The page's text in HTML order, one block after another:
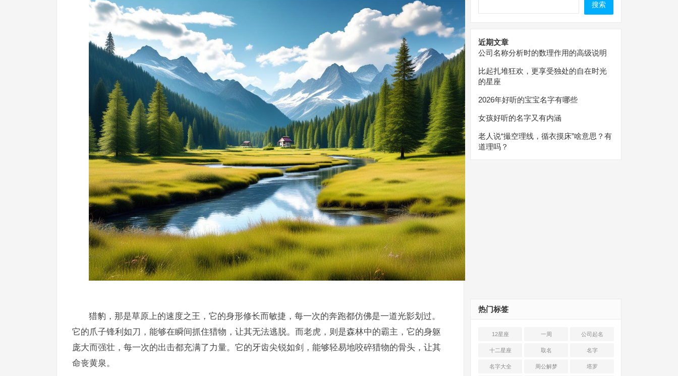
猎豹，那是草原上的速度之王，它的身形修长而敏捷，每一次的奔跑都仿佛是一道光影划过。
它的爪子锋利如刀，能够在瞬间抓住猎物，让其无法逃脱。而老虎，则是森林中的霸主，它的身躯
庞大而强壮，每一次的出击都充满了力量。它的牙齿尖锐如剑，能够轻易地咬碎猎物的骨头，让其
命丧黄泉。
搜索
近期文章
公司名称分析时的数理作用的高级说明
比起扎堆狂欢，更享受独处的自在时光
的星座
2026年好听的宝宝名字有哪些
女孩好听的名字又有内涵
老人说“撮空理线，循衣摸床”啥意思？有
道理吗？
热门标签
12星座 一周 公司起名
十二星座 取名 名字
名字大全 周公解梦 塔罗